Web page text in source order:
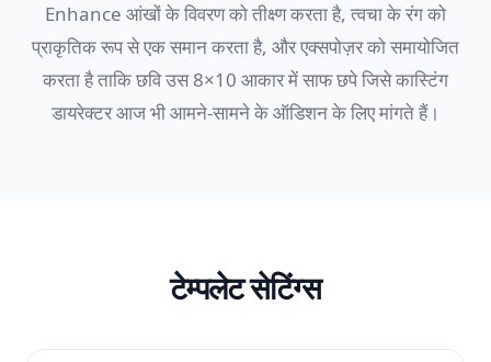
Enhance आंखों के विवरण को तीक्ष्ण करता है, त्वचा के रंग को
प्राकृतिक रूप से एक समान करता है, और एक्सपोज़र को समायोजित
करता है ताकि छवि उस 8×10 आकार में साफ छपे जिसे कास्टिंग
डायरेक्टर आज भी आमने-सामने के ऑडिशन के लिए मांगते हैं।
टेम्पलेट सेटिंग्स